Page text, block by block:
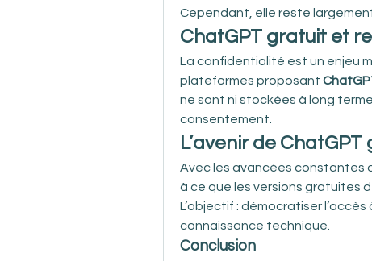
Cependant, elle reste
ChatGPT gratuit et
La confidentialité est un enjeu
plateformes proposant
ne sont ni stockées à long
consentement.
L’avenir de
Avec les avancées constantes
à ce que les versions gratuites
L’objectif : démocratiser l’accès
connaissance technique.
Conclusion